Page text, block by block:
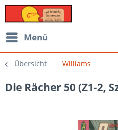
Menü
Übersicht Williams
Die Rächer 50 (Z1-2,